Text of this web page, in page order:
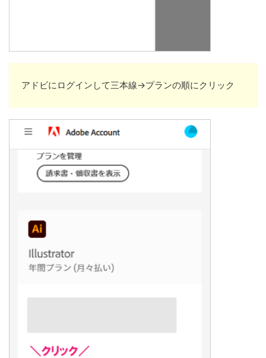
アドビにログインして三本線→プランの順にクリック